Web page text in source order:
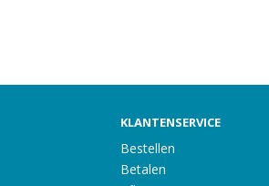
KLANTENSERVICE
Bestellen
Betalen